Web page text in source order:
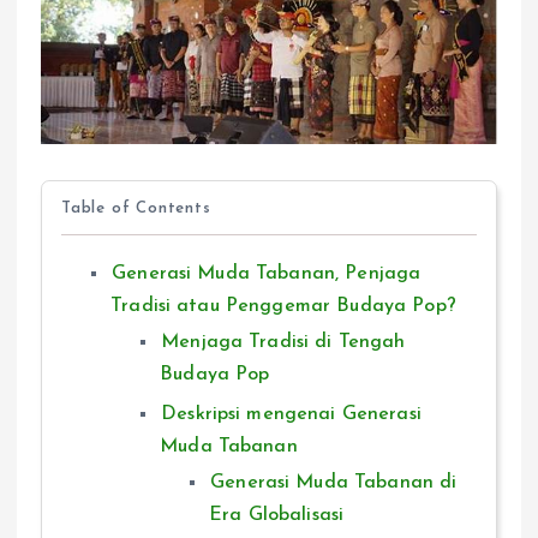
Table of Contents
Generasi Muda Tabanan, Penjaga
Tradisi atau Penggemar Budaya Pop?
Menjaga Tradisi di Tengah
Budaya Pop
Deskripsi mengenai Generasi
Muda Tabanan
Generasi Muda Tabanan di
Era Globalisasi